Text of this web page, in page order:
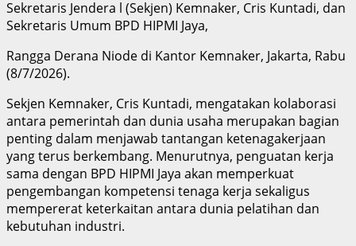
Sekretaris Jendera l (Sekjen) Kemnaker, Cris Kuntadi, dan
Sekretaris Umum BPD HIPMI Jaya,
Rangga Derana Niode di Kantor Kemnaker, Jakarta, Rabu
(8/7/2026).
Sekjen Kemnaker, Cris Kuntadi, mengatakan kolaborasi
antara pemerintah dan dunia usaha merupakan bagian
penting dalam menjawab tantangan ketenagakerjaan
yang terus berkembang. Menurutnya, penguatan kerja
sama dengan BPD HIPMI Jaya akan memperkuat
pengembangan kompetensi tenaga kerja sekaligus
mempererat keterkaitan antara dunia pelatihan dan
kebutuhan industri.